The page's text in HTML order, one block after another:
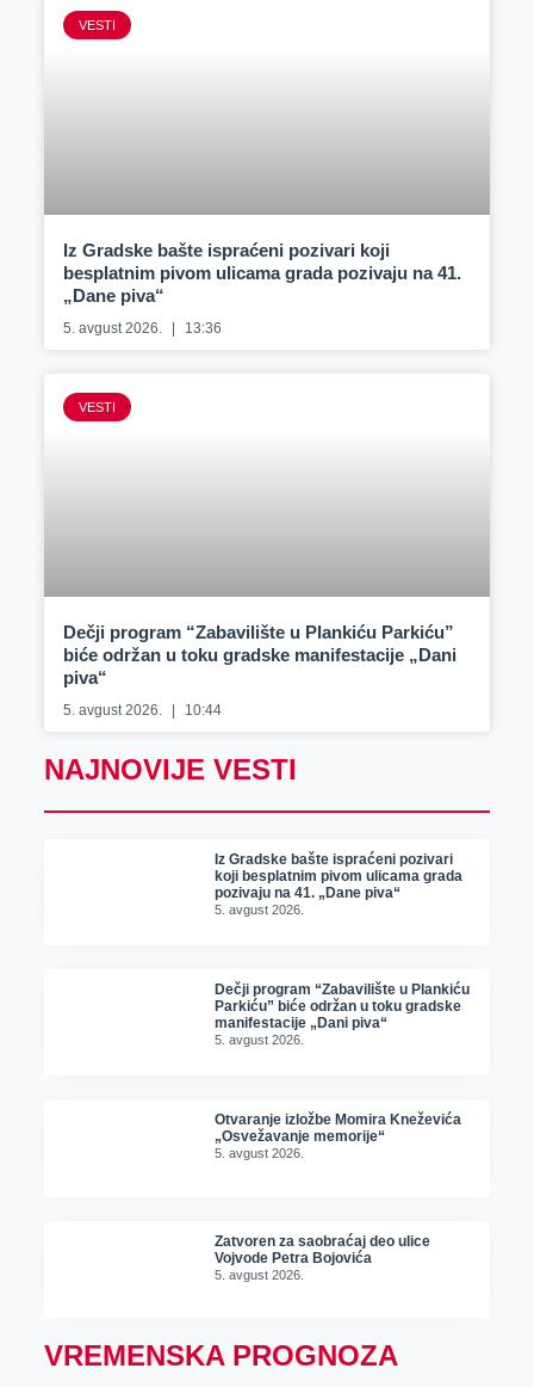
VESTI
Iz Gradske bašte ispraćeni pozivari koji
besplatnim pivom ulicama grada pozivaju na 41.
„Dane piva“
5. avgust 2026. 13:36
VESTI
Dečji program “Zabavilište u Plankiću Parkiću”
biće održan u toku gradske manifestacije „Dani
piva“
5. avgust 2026. 10:44
NAJNOVIJE VESTI
Iz Gradske bašte ispraćeni pozivari
koji besplatnim pivom ulicama grada
pozivaju na 41. „Dane piva“
5. avgust 2026.
Dečji program “Zabavilište u Plankiću
Parkiću” biće održan u toku gradske
manifestacije „Dani piva“
5. avgust 2026.
Otvaranje izložbe Momira Kneževića
„Osvežavanje memorije“
5. avgust 2026.
Zatvoren za saobraćaj deo ulice
Vojvode Petra Bojovića
5. avgust 2026.
VREMENSKA PROGNOZA